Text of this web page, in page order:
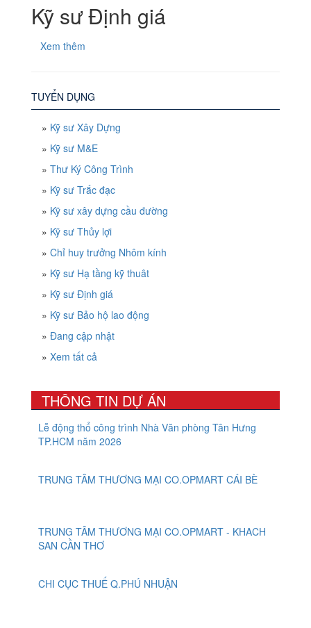
Kỹ sư Định giá
Xem thêm
TUYỂN DỤNG
» Kỹ sư Xây Dựng
» Kỹ sư M&E
» Thư Ký Công Trình
» Kỹ sư Trắc đạc
» Kỹ sư xây dựng cầu đường
» Kỹ sư Thủy lợi
» Chỉ huy trưởng Nhôm kính
» Kỹ sư Hạ tầng kỹ thuât
» Kỹ sư Định giá
» Kỹ sư Bảo hộ lao động
» Đang cập nhật
» Xem tất cả
THÔNG TIN DỰ ÁN
Lễ động thổ công trình Nhà Văn phòng Tân Hưng
TP.HCM năm 2026
TRUNG TÂM THƯƠNG MẠI CO.OPMART CÁI BÈ
TRUNG TÂM THƯƠNG MẠI CO.OPMART - KHACH
SAN CẦN THƠ
CHI CỤC THUẾ Q.PHÚ NHUẬN